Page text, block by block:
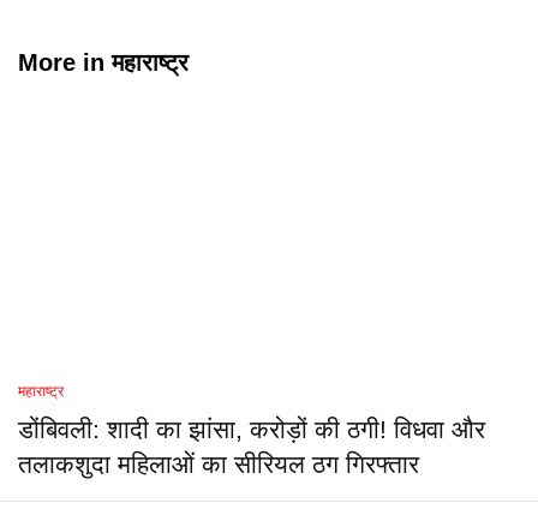
More inमहाराष्ट्र
महाराष्ट्र
डोंबिवली: शादी का झांसा, करोड़ों की ठगी! विधवा और
तलाकशुदा महिलाओं का सीरियल ठग गिरफ्तार